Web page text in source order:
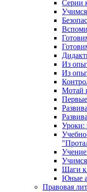
Серии
Из
Из
Мотай
Уроки:
Шаги к
Юные
Правовая